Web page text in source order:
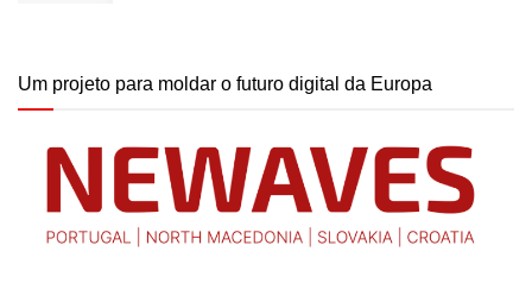
Um projeto para moldar o futuro digital da Europa